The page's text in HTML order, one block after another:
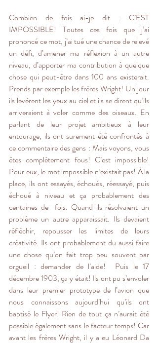
Combien de fois ai-je dit : C’EST
IMPOSSIBLE! Toutes ces fois que j’ai
prononcé ce mot, j’ai tué une chance de relevé
un défi, d’amener ma réflexion à un autre
niveau, d’apporter ma contribution à quelque
chose qui peut-être dans 100 ans existerait.
Prends par exemple les frères Wright! Un jour
ils levèrent les yeux au ciel et ils se dirent qu’ils
arriveraient à voler comme des oiseaux. En
parlant de leur projet ambitieux à leur
entourage, ils ont surement été confrontés à
ce commentaire des gens : Mais voyons, vous
êtes complètement fous! C’est impossible!
Pour eux, le mot impossible n’existait pas! À la
place, ils ont essayés, échoués, réessayé, puis
échoué à niveau et ça probablement des
centaines de  fois. Quand ils résolvaient un
problème un autre apparaissait. Ils devaient
réfléchir, repousser les limites de leurs
créativité. Ils ont probablement du aussi faire
une chose qu’on fait trop peu souvent par
orgueil : demander de l’aide!  Puis le 17
décembre 1903, ça y était! Ils ont pu s’envoler
dans leur premier prototype de l’avion que
nous connaissons aujourd’hui qu’ils ont
baptisé le Flyer! Rien de tout ça n’aurait été
possible également sans le facteur temps! Car
avant les frères Wright, il y a eu Léonard Da